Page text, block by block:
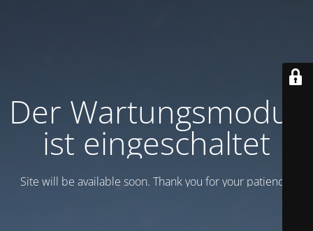
Der Wartungsmodus
ist eingeschaltet
Site will be available soon. Thank you for your patience!